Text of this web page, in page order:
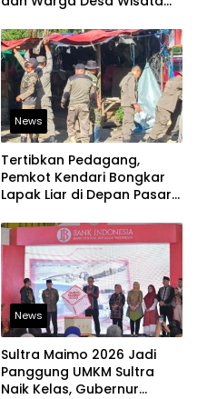
Mengakses Transaksi
Digital
News
Tertibkan Pedagang,
Pemkot Kendari Bongkar
Lapak Liar di Depan Pasar
News
Sultra Maimo 2026 Jadi
Panggung UMKM Sultra
Naik Kelas, Gubernur